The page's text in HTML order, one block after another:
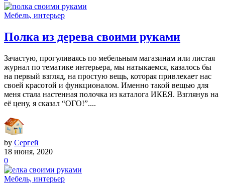
Мебель, интерьер
Полка из дерева своими руками
Зачастую, прогуливаясь по мебельным магазинам или листая
журнал по тематике интерьера, мы натыкаемся, казалось бы
на первый взгляд, на простую вещь, которая привлекает нас
своей красотой и функционалом. Именно такой вещью для
меня стала настенная полочка из каталога ИКЕЯ. Взглянув на
её цену, я сказал “ОГО!”....
by Сергей
18 июня, 2020
0
Мебель, интерьер